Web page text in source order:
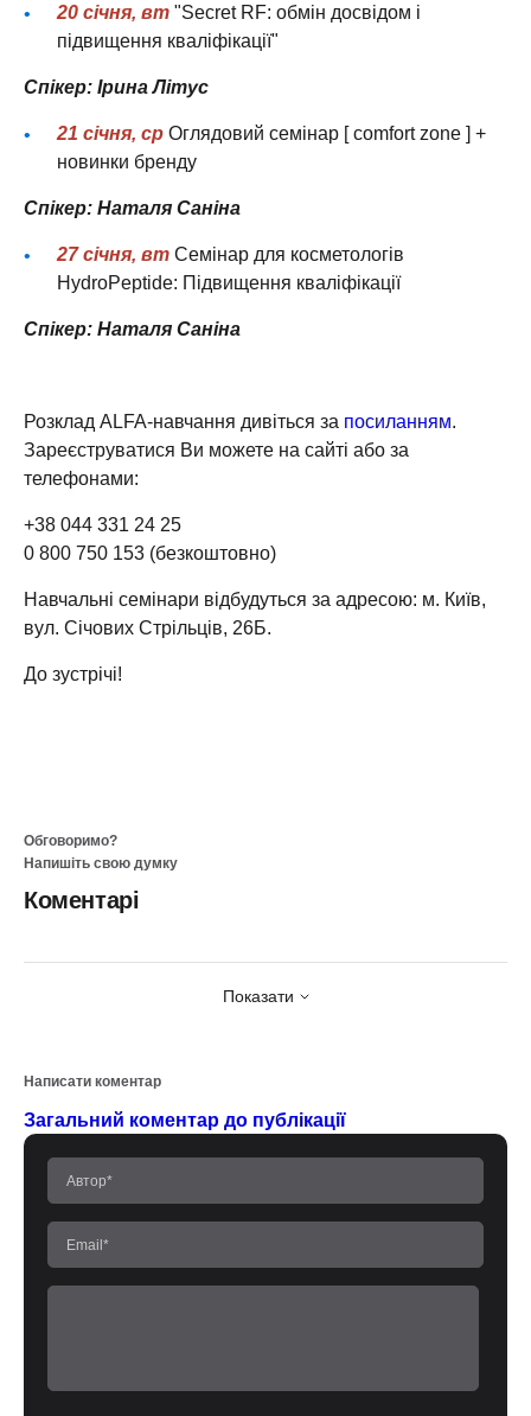
20 січня, вт "Secret RF: обмін досвідом і
підвищення кваліфікації"
Спікер: Ірина Літус
21 січня, ср Оглядовий семінар [ comfort zone ] +
новинки бренду
Спікер: Наталя Саніна
27 січня, вт Семінар для косметологів
HydroPeptide: Підвищення кваліфікації
Спікер: Наталя Саніна
Розклад ALFA-навчання дивіться за посиланням.
Зареєструватися Ви можете на сайті або за
телефонами:
+38 044 331 24 25
0 800 750 153 (безкоштовно)
Навчальні семінари відбудуться за адресою: м. Київ,
вул. Січових Стрільців, 26Б.
До зустрічі!
Обговоримо?
Напишіть свою думку
Коментарі
Показати
Написати коментар
Загальний коментар до публікації